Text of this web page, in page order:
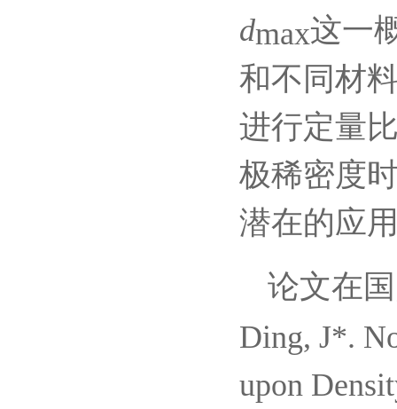
dmax这一
和不同材
进行定量
极稀密度
潜在的应
论文在
Ding, J*.
upon